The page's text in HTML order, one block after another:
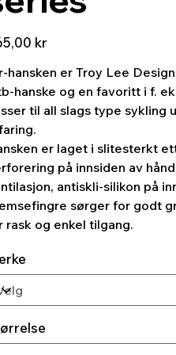
kr
hansken er Troy Lee
hanske og en favoritt i f.
til all slags type sykling
er laget i slitesterkt
på innsiden av
antiskli-silikon på
sørger for godt
rask og enkel tilgang.